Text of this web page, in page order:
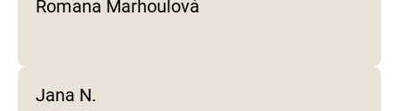
i
Romana Marhoulová
Jana N.